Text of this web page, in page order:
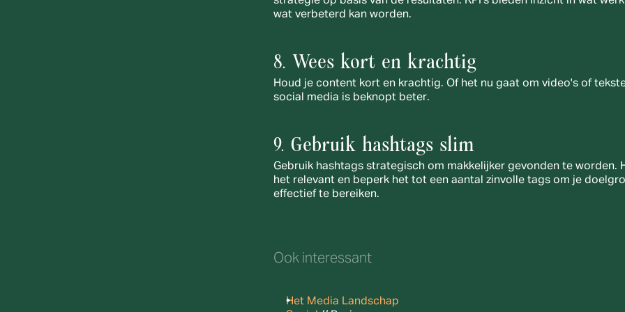
wat verbeterd kan worden.
8. Wees kort en krachtig
Houd je content kort en krachtig. Of het nu gaat om video's of
social media is beknopt beter.
9. Gebruik hashtags slim
Gebruik hashtags strategisch om makkelijker gevonden te worden.
het relevant en beperk het tot een aantal zinvolle tags om je
effectief te bereiken.
Ook interessant
Het Media Landschap